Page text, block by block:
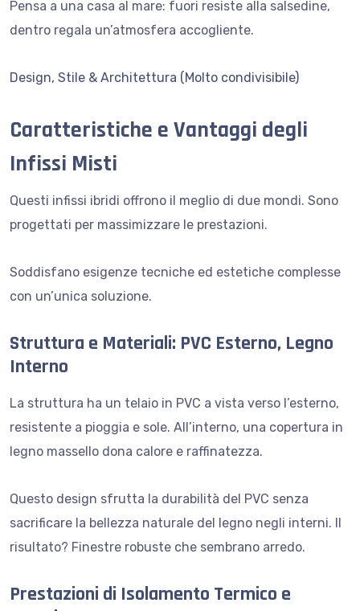
Pensa a una casa al mare: fuori resiste alla salsedine,
dentro regala un’atmosfera accogliente.
Design, Stile & Architettura (Molto condivisibile)
Caratteristiche e Vantaggi degli
Infissi Misti
Questi infissi ibridi offrono il meglio di due mondi. Sono
progettati per massimizzare le prestazioni.
Soddisfano esigenze tecniche ed estetiche complesse
con un’unica soluzione.
Struttura e Materiali: PVC Esterno, Legno
Interno
La struttura ha un telaio in PVC a vista verso l’esterno,
resistente a pioggia e sole. All’interno, una copertura in
legno massello dona calore e raffinatezza.
Questo design sfrutta la durabilità del PVC senza
sacrificare la bellezza naturale del legno negli interni. Il
risultato? Finestre robuste che sembrano arredo.
Prestazioni di Isolamento Termico e